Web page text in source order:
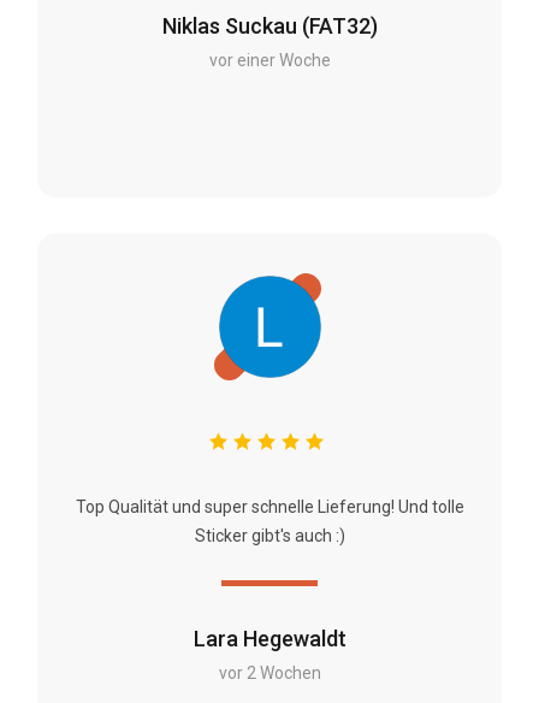
Niklas Suckau (FAT32)
vor einer Woche
Lara Hegewaldt
vor 2 Wochen
Top Qualität und super schnelle Lieferung! Und tolle
Sticker gibt's auch :)